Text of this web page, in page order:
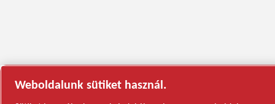
Weboldalunk sütiket használ.